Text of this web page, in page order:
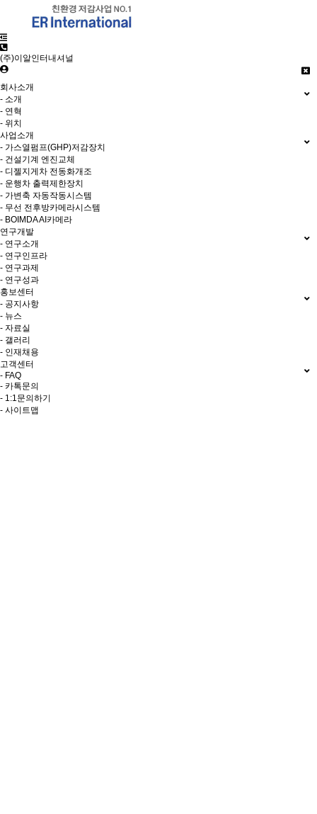
(주)이알인터내셔널
회사소개
- 소개
- 연혁
- 위치
사업소개
- 가스열펌프(GHP)저감장치
- 건설기계 엔진교체
- 디젤지게차 전동화개조
- 운행차 출력제한장치
- 가변축 자동작동시스템
- 무선 전후방카메라시스템
- BOIMDA AI카메라
연구개발
- 연구소개
- 연구인프라
- 연구과제
- 연구성과
홍보센터
- 공지사항
- 뉴스
- 자료실
- 갤러리
- 인재채용
고객센터
- FAQ
- 카톡문의
- 1:1문의하기
- 사이트맵